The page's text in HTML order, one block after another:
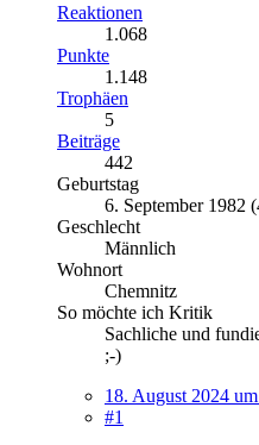
Reaktionen
1.068
Punkte
1.148
Trophäen
5
Beiträge
442
Geburtstag
6. September 1982
Geschlecht
Männlich
Wohnort
Chemnitz
So möchte ich Kritik
Sachliche und
;-)
18. August 2024
#1